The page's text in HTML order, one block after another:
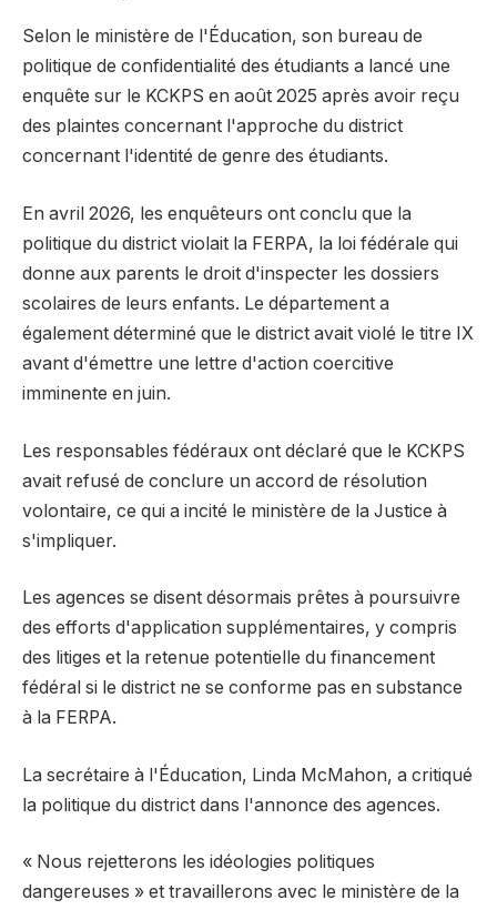
Selon le ministère de l'Éducation, son bureau de
politique de confidentialité des étudiants a lancé une
enquête sur le KCKPS en août 2025 après avoir reçu
des plaintes concernant l'approche du district
concernant l'identité de genre des étudiants.
En avril 2026, les enquêteurs ont conclu que la
politique du district violait la FERPA, la loi fédérale qui
donne aux parents le droit d'inspecter les dossiers
scolaires de leurs enfants. Le département a
également déterminé que le district avait violé le titre IX
avant d'émettre une lettre d'action coercitive
imminente en juin.
Les responsables fédéraux ont déclaré que le KCKPS
avait refusé de conclure un accord de résolution
volontaire, ce qui a incité le ministère de la Justice à
s'impliquer.
Les agences se disent désormais prêtes à poursuivre
des efforts d'application supplémentaires, y compris
des litiges et la retenue potentielle du financement
fédéral si le district ne se conforme pas en substance
à la FERPA.
La secrétaire à l'Éducation, Linda McMahon, a critiqué
la politique du district dans l'annonce des agences.
« Nous rejetterons les idéologies politiques
dangereuses » et travaillerons avec le ministère de la